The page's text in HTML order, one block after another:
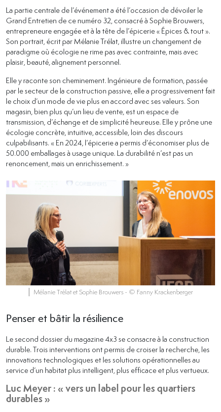
La partie centrale de l’événement a été l’occasion de dévoiler le
Grand Entretien de ce numéro 32, consacré à Sophie Brouwers,
entrepreneure engagée et à la tête de l’épicerie « Épices & tout ».
Son portrait, écrit par Mélanie Trélat, illustre un changement de
paradigme où écologie ne rime pas avec contrainte, mais avec
plaisir, beauté, alignement personnel.
Elle y raconte son cheminement. Ingénieure de formation, passée
par le secteur de la construction passive, elle a progressivement fait
le choix d’un mode de vie plus en accord avec ses valeurs. Son
magasin, bien plus qu’un lieu de vente, est un espace de
transmission, d’échange et de simplicité heureuse. Elle y prône une
écologie concrète, intuitive, accessible, loin des discours
culpabilisants. « En 2024, l’épicerie a permis d’économiser plus de
50.000 emballages à usage unique. La durabilité n’est pas un
renoncement, mais un enrichissement. »
Mélanie Trélat et Sophie Brouwers - © Fanny Krackenberger
Penser et bâtir la résilience
Le second dossier du magazine 4x3 se consacre à la construction
durable. Trois interventions ont permis de croiser la recherche, les
innovations technologiques et les solutions opérationnelles au
service d’un habitat plus intelligent, plus efficace et plus vertueux.
Luc Meyer : « vers un label pour les quartiers
durables »